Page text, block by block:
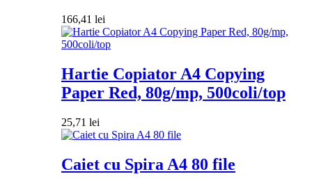
166,41 lei
Hartie Copiator A4 Copying
Paper Red, 80g/mp, 500coli/top
25,71 lei
Caiet cu Spira A4 80 file